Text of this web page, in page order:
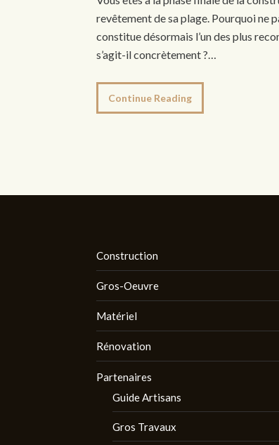
revêtement de sa plage. Pourquoi ne
constitue désormais l’un des plus
s’agit-il concrètement ?…
Continue Reading
Construction
Gros-Oeuvre
Matériel
Rénovation
Partenaires
Guide Artisans
Gros Travaux